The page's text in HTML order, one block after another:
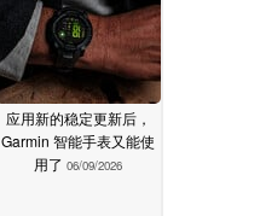
应用新的稳定更新后，
Garmin 智能手表又能使
用了 06/09/2026